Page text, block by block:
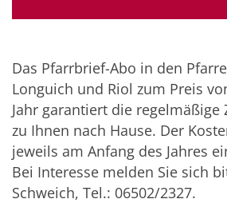
Das Pfarrbrief-Abo in den
Longuich und Riol zum Preis
Jahr garantiert die
zu Ihnen nach Hause. Der
jeweils am Anfang des Jahres
Bei Interesse melden Sie sich
Schweich, Tel.: 06502/2327.